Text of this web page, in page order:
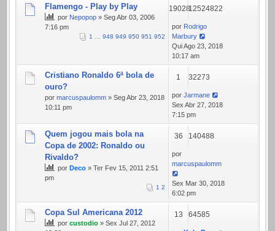
Flamengo - Play by Play
por Nepopop » Seg Abr 03, 2006
7:16 pm
1 … 948 949 950 951 952
1902812524822
por Rodrigo
Marbury
Qui Ago 23, 2018
10:17 am
Cristiano Ronaldo 6ª bola de
ouro?
por marcuspaulomm » Seg Abr 23, 2018
10:11 pm
1 32273
por Jarmane
Sex Abr 27, 2018
7:15 pm
Quem jogou mais bola na
Copa de 2002: Ronaldo ou
Rivaldo?
por Deco » Ter Fev 15, 2011 2:51
pm
1 2
36 140488
por
marcuspaulomm
Sex Mar 30, 2018
6:02 pm
Copa Sul Americana 2012
por custodio » Sex Jul 27, 2012
13 64585